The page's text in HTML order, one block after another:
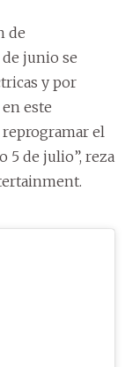
de
junio se
y por
este
el
5 de julio”, reza